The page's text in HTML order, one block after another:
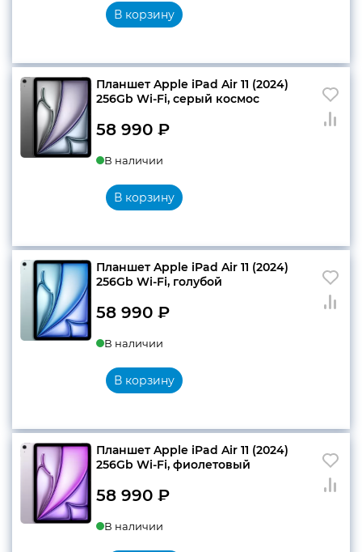
В корзину
Планшет Apple iPad Air 11 (2024)
256Gb Wi-Fi, серый космос
58 990 ₽
В наличии
В корзину
Планшет Apple iPad Air 11 (2024)
256Gb Wi-Fi, голубой
58 990 ₽
В наличии
В корзину
Планшет Apple iPad Air 11 (2024)
256Gb Wi-Fi, фиолетовый
58 990 ₽
В наличии